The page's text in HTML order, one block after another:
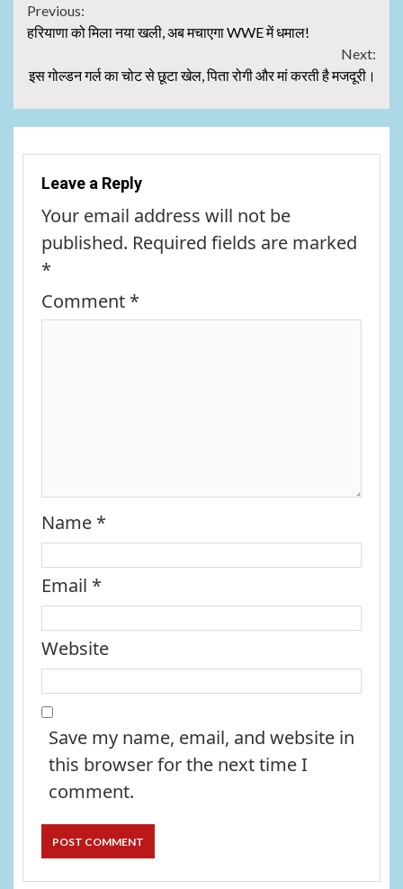
Continue
Previous:
हरियाणा को मिला नया खली, अब मचाएगा WWE में धमाल!
Next:
इस गोल्डन गर्ल का चोट से छूटा खेल, पिता रोगी और मां करती है मजदूरी।
Leave a Reply
Your email address will not be
published. Required fields are marked
*
Comment *
Name *
Email *
Website
Save my name, email, and website in
this browser for the next time I
comment.